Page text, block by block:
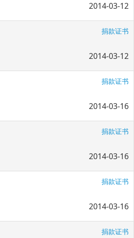
2014-03-12
捐款证书
2014-03-12
捐款证书
2014-03-16
捐款证书
2014-03-16
捐款证书
2014-03-16
捐款证书